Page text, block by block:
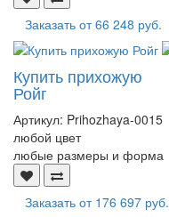
Заказать от66 248 руб.
Купить прихожую
Ройг
Артикул: Prihozhaya-0015
любой цвет
любые размеры и форма
Заказать от 176 697 руб.